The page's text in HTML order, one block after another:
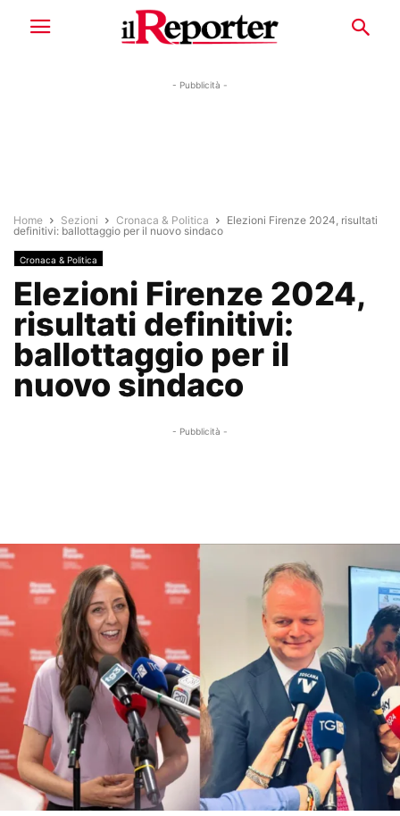
- Pubblicità -
Home Sezioni Cronaca & Politica
Elezioni Firenze 2024, risultati
definitivi: ballottaggio per il nuovo sindaco
Cronaca & Politica
Elezioni Firenze 2024,
risultati definitivi:
ballottaggio per il
nuovo sindaco
- Pubblicità -